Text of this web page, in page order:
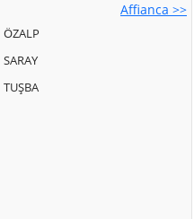
Affianca >>
ÖZALP
SARAY
TUŞBA